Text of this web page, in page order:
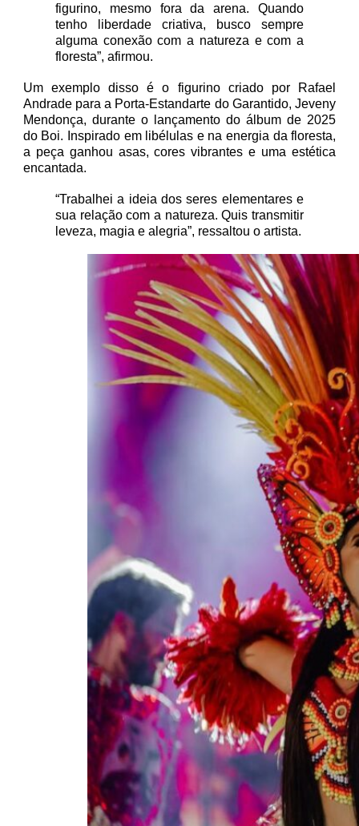
figurino, mesmo fora da arena. Quando
tenho liberdade criativa, busco sempre
alguma conexão com a natureza e com a
floresta”, afirmou.
Um exemplo disso é o figurino criado por Rafael
Andrade para a Porta-Estandarte do Garantido, Jeveny
Mendonça, durante o lançamento do álbum de 2025
do Boi. Inspirado em libélulas e na energia da floresta,
a peça ganhou asas, cores vibrantes e uma estética
encantada.
“Trabalhei a ideia dos seres elementares e
sua relação com a natureza. Quis transmitir
leveza, magia e alegria”, ressaltou o artista.